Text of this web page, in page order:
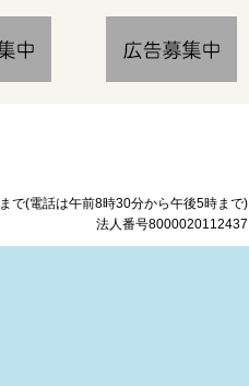
で(電話は午前8時30分から午後5時まで)
法人番号8000020112437